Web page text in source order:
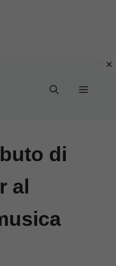
Menu
di
al